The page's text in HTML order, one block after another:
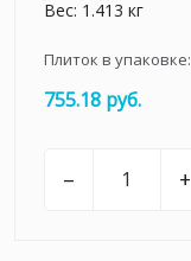
Вес: 1.413 кг
Плиток в упаковке:
755.18 руб.
– +